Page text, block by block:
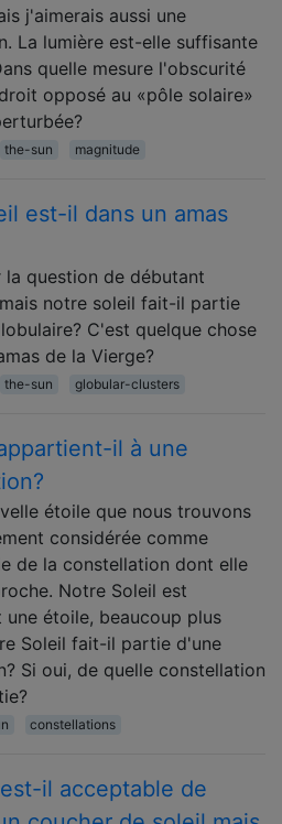
j'aimerais aussi une
La lumière est-elle suffisante
quelle mesure l'obscurité
opposé au «pôle solaire»
the-sun magnitude
est-il dans un amas
la question de débutant
notre soleil fait-il partie
C'est quelque chose
de la Vierge?
the-sun globular-clusters
il à une
étoile que nous trouvons
considérée comme
de la constellation dont elle
Notre Soleil est
une étoile, beaucoup plus
Soleil fait-il partie d'une
Si oui, de quelle constellation
constellations
il acceptable de